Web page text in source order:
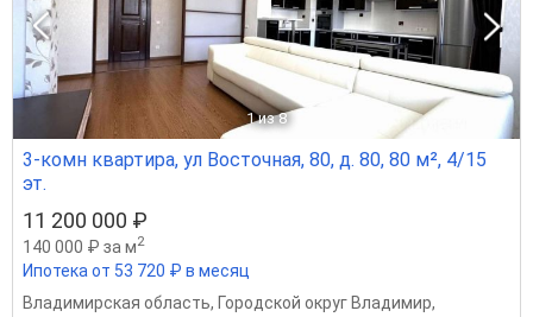
1 из 8
3-комн квартира, ул Восточная, 80, д. 80, 80 м², 4/15
эт.
11 200 000 ₽
140 000 ₽ за м2
Ипотека от 53 720 ₽ в месяц
Владимирская область, Городской округ Владимир,